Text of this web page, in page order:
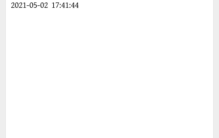
2021-05-02 17:41:44